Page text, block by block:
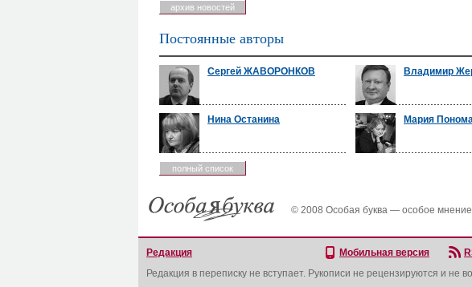
архив новостей
Постоянные авторы
Сергей ЖАВОРОНКОВ Владимир
Нина Останина Мария
полный список
© 2008 Особая буква — особое
Редакция Мобильная версия
Редакция в переписку не вступает. Рукописи не рецензируются и